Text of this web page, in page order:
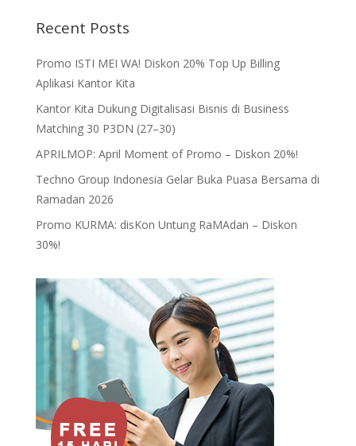
Recent Posts
Promo ISTI MEI WA! Diskon 20% Top Up Billing
Aplikasi Kantor Kita
Kantor Kita Dukung Digitalisasi Bisnis di Business
Matching 30 P3DN (27–30)
APRILMOP: April Moment of Promo – Diskon 20%!
Techno Group Indonesia Gelar Buka Puasa Bersama di
Ramadan 2026
Promo KURMA: disKon Untung RaMAdan – Diskon
30%!